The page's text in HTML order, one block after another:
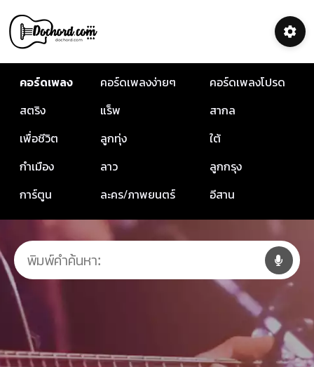
คอร์ดเพลง คอร์ดเพลงง่ายๆ
คอร์ดเพลงโปรด
สตริง
แร็พ
สากล
เพื่อชีวิต
ลูกทุ่ง
ใต้
กำเมือง
ลาว
ลูกกรุง
การ์ตูน
ละคร/ภาพยนตร์ อีสาน